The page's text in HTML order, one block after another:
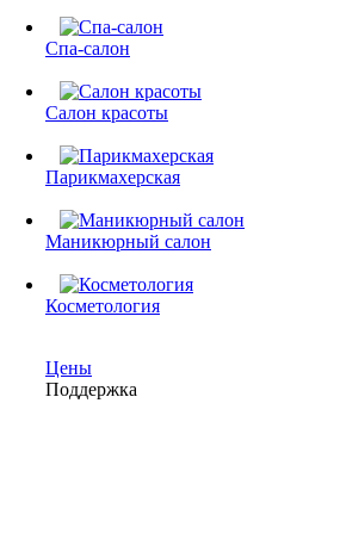
Спа-салон
Салон красоты
Парикмахерская
Маникюрный салон
Косметология
Цены
Поддержка